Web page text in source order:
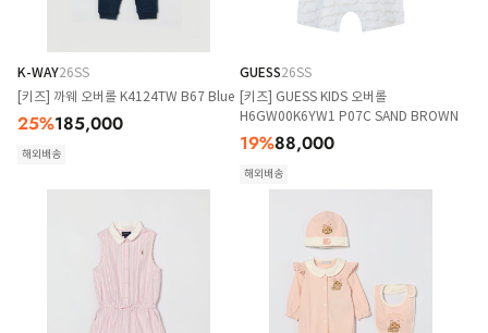
K-WAY26SS
[키즈] 까웨 오버롤 K4124TW B67 Blue
25%185,000
해외배송
GUESS26SS
[키즈] GUESS KIDS 오버롤
H6GW00K6YW1 P07C SAND BROWN
19%88,000
해외배송